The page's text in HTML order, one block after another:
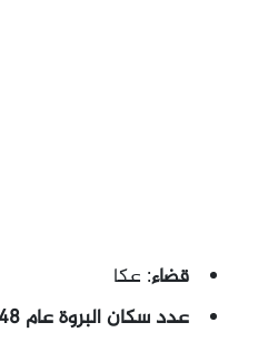
قضاء: عكا
عدد سكان البروة عام 1948: